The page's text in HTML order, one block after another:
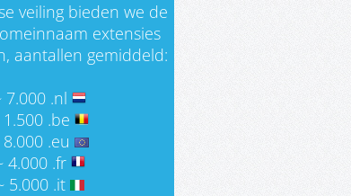
veiling bieden we de
extensies
aantallen gemiddeld:
7.000 .nl
1.500 .be
8.000 .eu
4.000 .fr
5.000 .it